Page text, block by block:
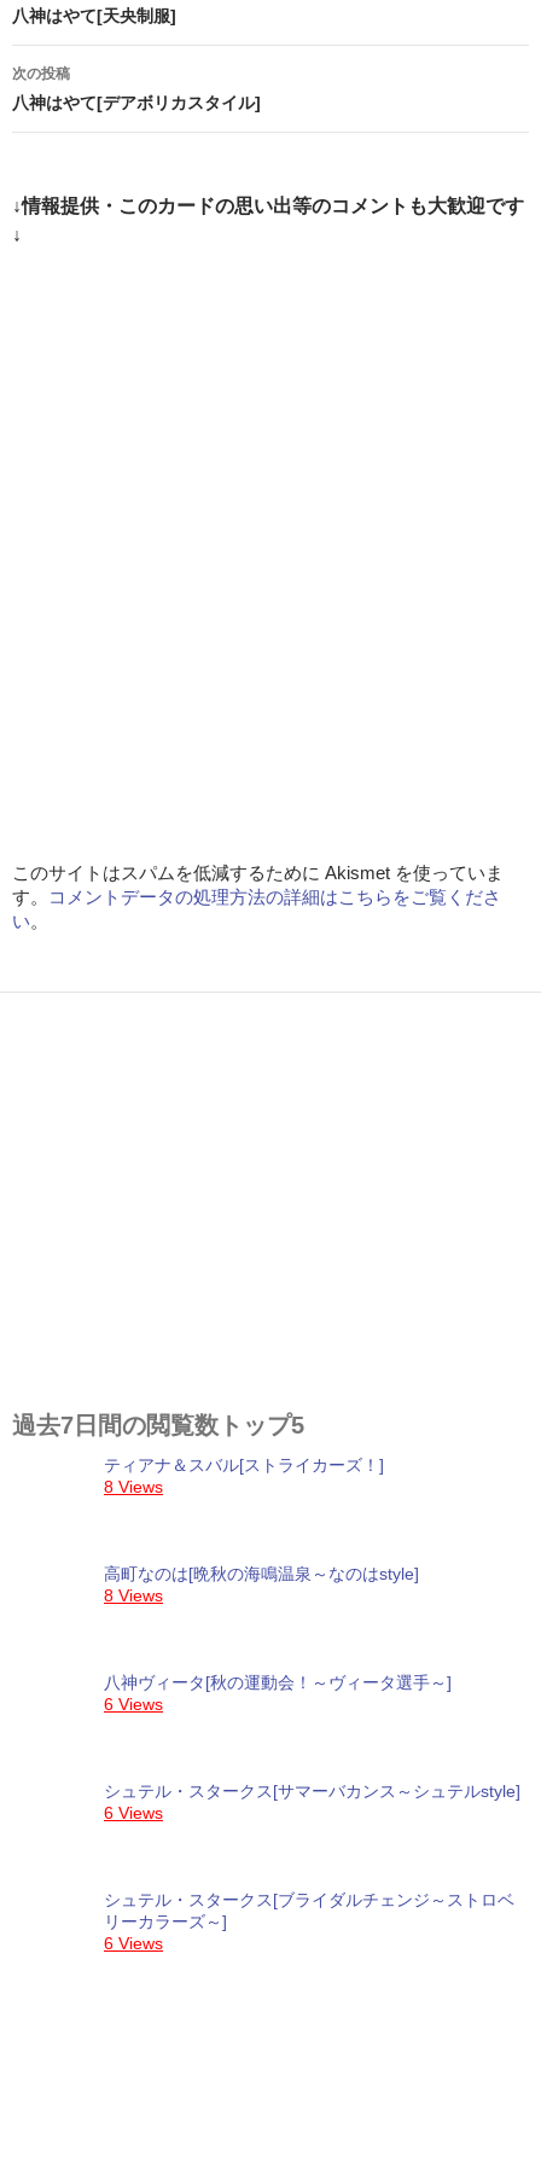
稿
ナ
ビ
ー
シ
八神はやて[天央制服]
次の投稿
八神はやて[デアボリカスタイル]
↓情報提供・このカードの思い出等のコメントも大歓迎です
↓
このサイトはスパムを低減するために Akismet を使っていま
す。
コメントデータの処理方法の詳細はこちらをご覧くださ
い。
過去7日間の閲覧数トップ5
ティアナ＆スバル[ストライカーズ！]
8 Views
高町なのは[晩秋の海鳴温泉～なのはstyle]
8 Views
八神ヴィータ[秋の運動会！～ヴィータ選手～]
6 Views
シュテル・スタークス[サマーバカンス～シュテルstyle]
6 Views
シュテル・スタークス[ブライダルチェンジ～ストロベ
リーカラーズ～]
6 Views